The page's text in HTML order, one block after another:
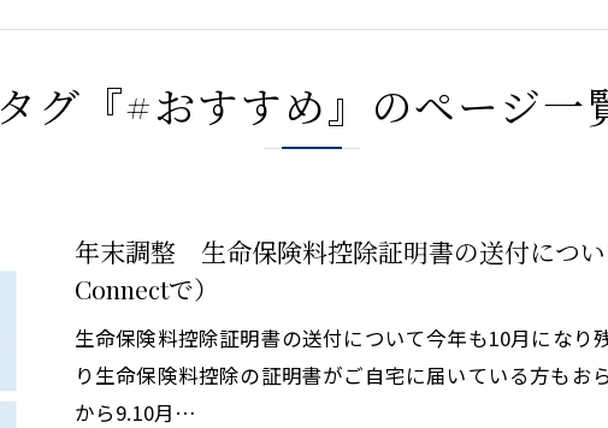
タグ『#おすすめ』のページ一
年末調整 生命保険料控除証明書の送付につ
Connectで）
生命保険料控除証明書の送付について今年も10月になり
り生命保険料控除の証明書がご自宅に届いている方もお
から9.10月…